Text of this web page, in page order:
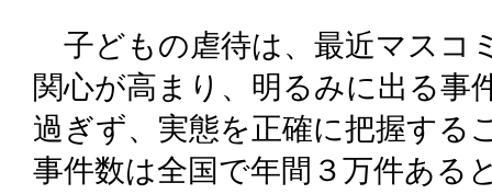
子どもの虐待は、最近マスコ
関心が高まり、明るみに出る事
過ぎず、実態を正確に把握する
事件数は全国で年間３万件ある